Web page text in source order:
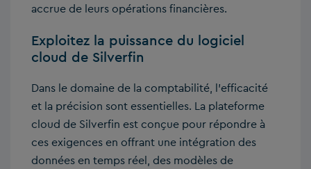
accrue de leurs opérations financières.
Exploitez la puissance du logiciel
cloud de Silverfin
Dans le domaine de la comptabilité, l’efficacité
et la précision sont essentielles. La plateforme
cloud de Silverfin est conçue pour répondre à
ces exigences en offrant une intégration des
données en temps réel, des modèles de